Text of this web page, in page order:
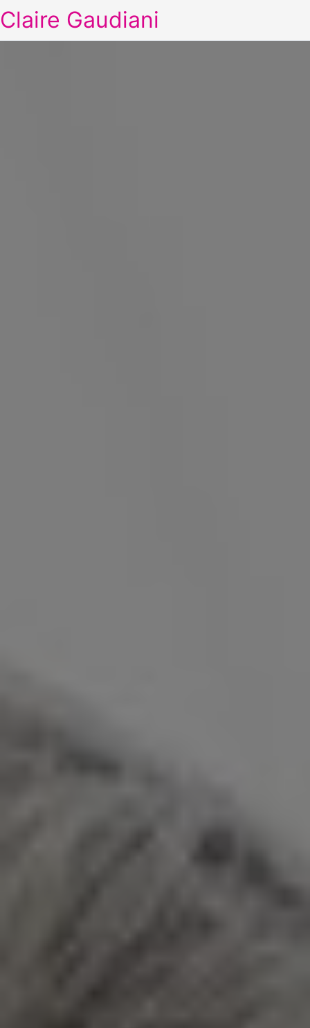
Claire Gaudiani